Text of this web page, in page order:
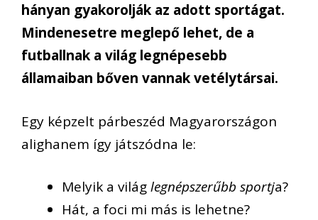
hányan gyakorolják az adott sportágat.
Mindenesetre meglepő lehet, de a
futballnak a világ legnépesebb
államaiban bőven vannak vetélytársai.
Egy képzelt párbeszéd Magyarországon
alighanem így játszódna le:
Melyik a világlegnépszerűbb sportja?
Hát, a foci mi más is lehetne?